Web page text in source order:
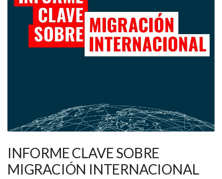
INFORME CLAVE SOBRE
MIGRACIÓN INTERNACIONAL